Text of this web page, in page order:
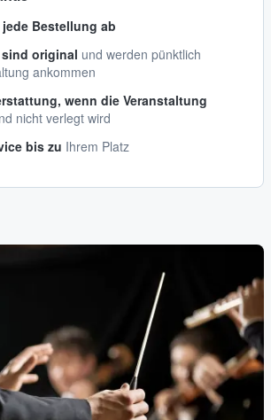
Bestellung ab
original und werden pünktlich
ankommen
wenn die Veranstaltung
nicht verlegt wird
bis zu Ihrem Platz